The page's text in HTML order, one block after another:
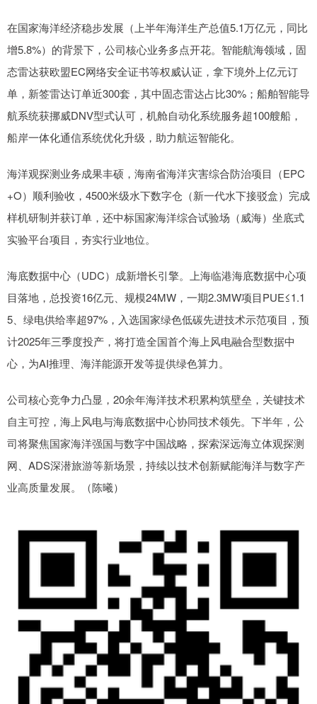
在国家海洋经济稳步发展（上半年海洋生产总值5.1万亿元，同比
增5.8%）的背景下，公司核心业务多点开花。智能航海领域，固
态雷达获欧盟EC网络安全证书等权威认证，拿下境外上亿元订
单，新签雷达订单近300套，其中固态雷达占比30%；船舶智能导
航系统获挪威DNV型式认可，机舱自动化系统服务超100艘船，
船岸一体化通信系统优化升级，助力航运智能化。
海洋观探测业务成果丰硕，海南省海洋灾害综合防治项目（EPC
+O）顺利验收，4500米级水下数字仓（新一代水下接驳盒）完成
样机研制并获订单，还中标国家海洋综合试验场（威海）坐底式
实验平台项目，夯实行业地位。
海底数据中心（UDC）成新增长引擎。上海临港海底数据中心项
目落地，总投资16亿元、规模24MW，一期2.3MW项目PUE≤1.1
5、绿电供给率超97%，入选国家绿色低碳先进技术示范项目，预
计2025年三季度投产，将打造全国首个海上风电融合型数据中
心，为AI推理、海洋能源开发等提供绿色算力。
公司核心竞争力凸显，20余年海洋技术积累构筑壁垒，关键技术
自主可控，海上风电与海底数据中心协同技术领先。下半年，公
司将聚焦国家海洋强国与数字中国战略，探索深远海立体观探测
网、ADS深潜旅游等新场景，持续以技术创新赋能海洋与数字产
业高质量发展。（陈曦）